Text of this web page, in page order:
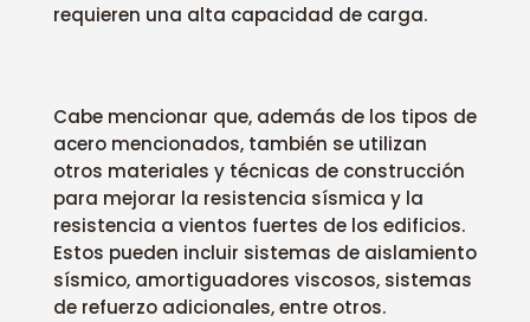
requieren una alta capacidad de carga.
Cabe mencionar que, además de los tipos de
acero mencionados, también se utilizan
otros materiales y técnicas de construcción
para mejorar la resistencia sísmica y la
resistencia a vientos fuertes de los edificios.
Estos pueden incluir sistemas de aislamiento
sísmico, amortiguadores viscosos, sistemas
de refuerzo adicionales, entre otros.